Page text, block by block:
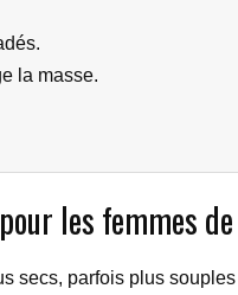
la masse.
les femmes
parfois plus